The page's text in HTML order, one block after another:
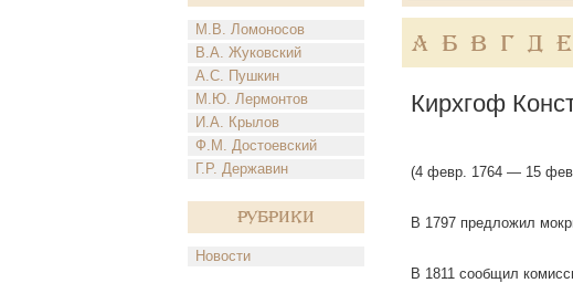
М.В. Ломоносов
В.А. Жуковский
А.С. Пушкин
М.Ю. Лермонтов
И.А. Крылов
Ф.М. Достоевский
Г.Р. Державин
Рубрики
Новости
А Б В Г Д Е
Кирхгоф
(4 февр. 1764 — 15
В 1797 предложил
В 1811 сообщил